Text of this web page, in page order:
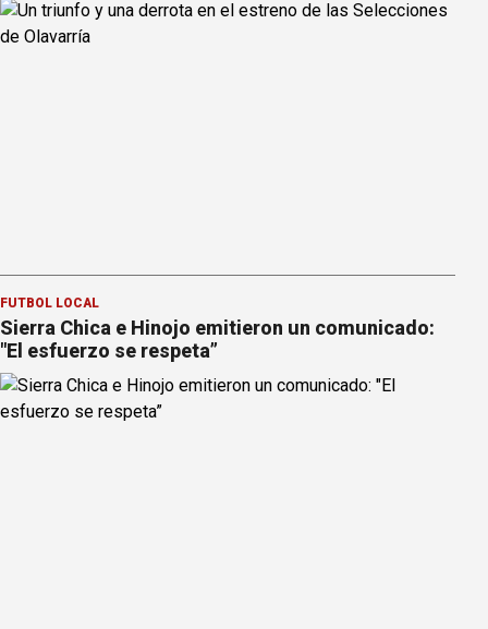
FÚTBOL LOCAL
Sierra Chica e Hinojo emitieron un comunicado:
"El esfuerzo se respeta”